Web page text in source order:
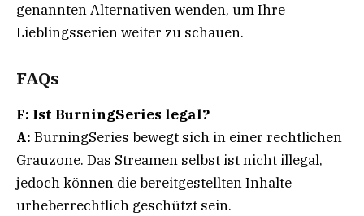
genannten Alternativen wenden, um Ihre
Lieblingsserien weiter zu schauen.
FAQs
F: Ist BurningSeries legal?
A: BurningSeries bewegt sich in einer rechtlichen
Grauzone. Das Streamen selbst ist nicht illegal,
jedoch können die bereitgestellten Inhalte
urheberrechtlich geschützt sein.